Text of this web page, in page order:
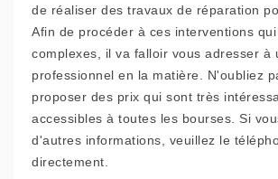
de réaliser des travaux de réparation
Afin de procéder à ces interventions
complexes, il va falloir vous adresser à
professionnel en la matière. N'oubliez
proposer des prix qui sont très
accessibles à toutes les bourses. Si
d'autres informations, veuillez le
directement.